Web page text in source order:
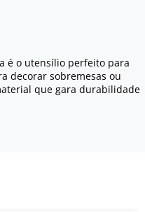
é o utensílio perfeito para
decorar sobremesas ou
que gara durabilidade